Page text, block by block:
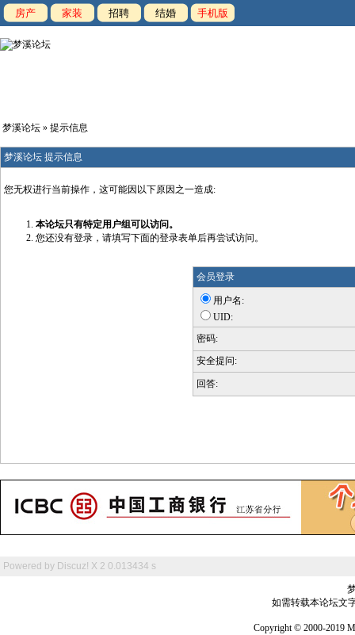
房产 家装 招聘 结婚 手机版
梦溪论坛 » 提示信息
梦溪论坛 提示信息
您无权进行当前操作，这可能因以下原因之一造成:
本论坛只有特定用户组可以访问。
您还没有登录，请填写下面的登录表单后再尝试访问。
会员登录
用户名:
UID:
密码:
安全提问:
回答:
Powered by Discuz! X 2 0.013434 s
如需转载本论坛文
Copyright © 2000-2019